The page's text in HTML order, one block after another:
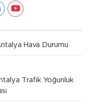
Hava Durumu
Trafik Yoğunluk